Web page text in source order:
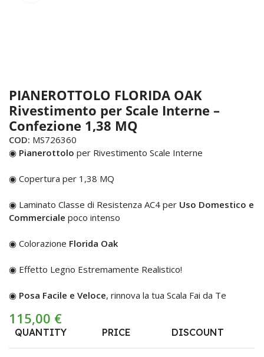
PIANEROTTOLO FLORIDA OAK
Rivestimento per Scale Interne –
Confezione 1,38 MQ
COD: MS726360
◉ Pianerottolo per Rivestimento Scale Interne
◉ Copertura per 1,38 MQ
◉ Laminato Classe di Resistenza AC4 per Uso Domestico e
Commerciale poco intenso
◉ Colorazione Florida Oak
◉ Effetto Legno Estremamente Realistico!
◉ Posa Facile e Veloce, rinnova la tua Scala Fai da Te
115,00 €
QUANTITY PRICE DISCOUNT